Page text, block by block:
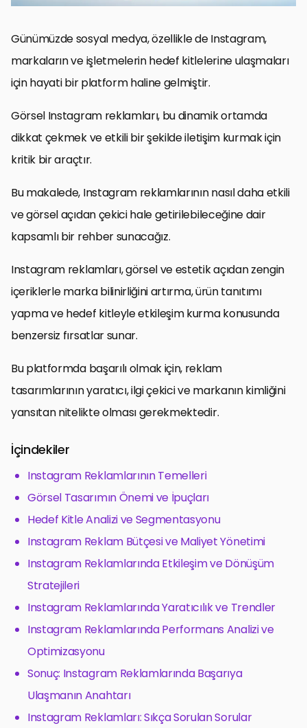
Günümüzde sosyal medya, özellikle de Instagram,
markaların ve işletmelerin hedef kitlelerine ulaşmaları
için hayati bir platform haline gelmiştir.
Görsel Instagram reklamları, bu dinamik ortamda
dikkat çekmek ve etkili bir şekilde iletişim kurmak için
kritik bir araçtır.
Bu makalede, Instagram reklamlarının nasıl daha etkili
ve görsel açıdan çekici hale getirilebileceğine dair
kapsamlı bir rehber sunacağız.
Instagram reklamları, görsel ve estetik açıdan zengin
içeriklerle marka bilinirliğini artırma, ürün tanıtımı
yapma ve hedef kitleyle etkileşim kurma konusunda
benzersiz fırsatlar sunar.
Bu platformda başarılı olmak için, reklam
tasarımlarının yaratıcı, ilgi çekici ve markanın kimliğini
yansıtan nitelikte olması gerekmektedir.
İçindekiler
Instagram Reklamlarının Temelleri
Görsel Tasarımın Önemi ve İpuçları
Hedef Kitle Analizi ve Segmentasyonu
Instagram Reklam Bütçesi ve Maliyet Yönetimi
Instagram Reklamlarında Etkileşim ve Dönüşüm
Stratejileri
Instagram Reklamlarında Yaratıcılık ve Trendler
Instagram Reklamlarında Performans Analizi ve
Optimizasyonu
Sonuç: Instagram Reklamlarında Başarıya
Ulaşmanın Anahtarı
Instagram Reklamları: Sıkça Sorulan Sorular